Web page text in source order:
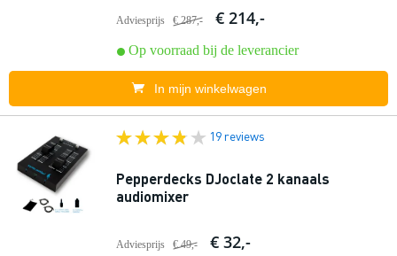
Adviesprijs € 287,- € 214,-
Op voorraad bij de leverancier
In mijn winkelwagen
19 reviews
Pepperdecks DJoclate 2 kanaals
audiomixer
Adviesprijs € 49,- € 32,-